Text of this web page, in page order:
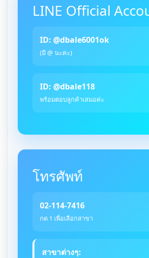
LINE Official
ID: @dbale6001ok
(มี @ นะคะ)
ID: @dbale118
พร้อมตอบลูกค้าเสมอค่ะ
โทรศัพท์
02-114-7416
กด 1 เพื่อเลือกสาขา
สาขาต่างๆ: